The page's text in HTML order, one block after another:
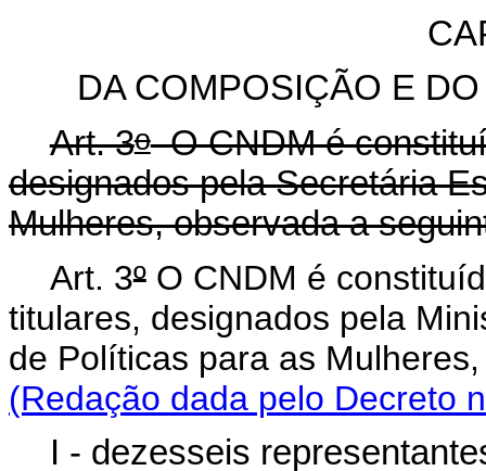
DA COMPOSIÇÃO E
Art. 3oO CNDM é
designados pela Secretária
Mulheres, observada a
Art. 3ºO CNDM é
titulares, designados pela
de Políticas para as
(Redação dada pelo Decreto
I - dezesseis